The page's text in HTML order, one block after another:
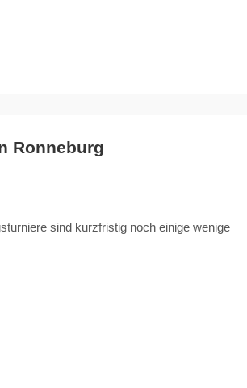
Ronneburg
sind kurzfristig noch einige wenige